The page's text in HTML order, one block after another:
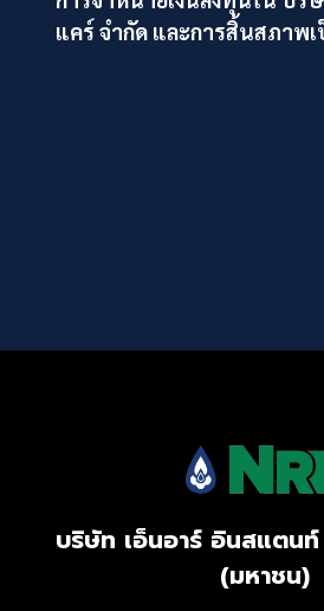
แคร์ จำกัด และการสิ้นสภาพ
บริษัท เอ็นอาร์ อินสแตน
(มหาชน)